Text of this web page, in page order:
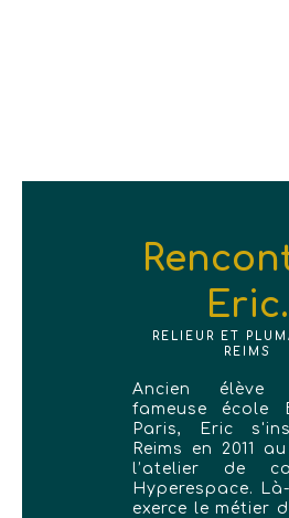
Eric.
RELIEUR ET
REIMS
Ancien
fameuse école
Paris, Eric
Reims en 2011
l’atelier de
Hyperespace.
exerce le métier